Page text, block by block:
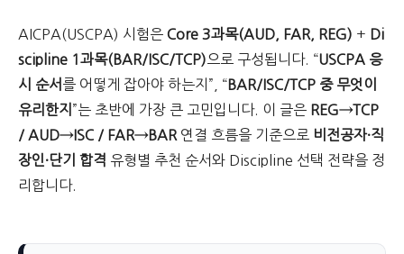
AICPA(USCPA) 시험은 Core 3과목(AUD, FAR, REG) + Di
scipline 1과목(BAR/ISC/TCP)으로 구성됩니다. “USCPA 응
시 순서 를 어떻게 잡아야 하는지”, “BAR/ISC/TCP 중 무엇이
유리한지 ”는 초반에 가장 큰 고민입니다. 이 글은 REG→TCP
/ AUD→ISC / FAR→BAR 연결 흐름을 기준으로 비전공자·직
장인·단기 합격 유형별 추천 순서와 Discipline 선택 전략을 정
리합니다.